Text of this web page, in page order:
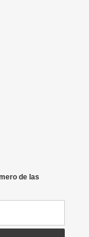
de las